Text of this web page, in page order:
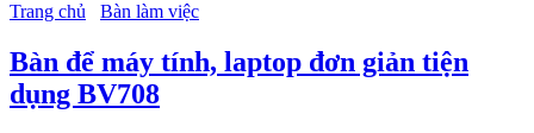
Trang chủ
Bàn làm việc
Bàn để máy tính, laptop đơn giản tiện
dụng BV708